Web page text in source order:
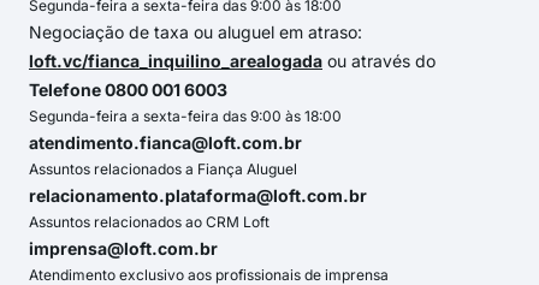
Segunda-feira a sexta-feira das 9:00 às 18:00
Negociação de taxa ou aluguel em atraso:
loft.vc/fianca_inquilino_arealogada ou através do
Telefone 0800 001 6003
Segunda-feira a sexta-feira das 9:00 às 18:00
atendimento.fianca@loft.com.br
Assuntos relacionados a Fiança Aluguel
relacionamento.plataforma@loft.com.br
Assuntos relacionados ao CRM Loft
imprensa@loft.com.br
Atendimento exclusivo aos profissionais de imprensa